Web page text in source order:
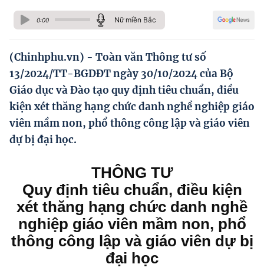
Phát triển kinh tế tư nhân và doanh nghiệp dân tộc
Ocop và chuỗi giá trị Nông sản
Kinh tế tư nhân
Doanh nghiệp dân tộc
Khác
0:00 Nữ miền Bắc
(Chinhphu.vn) - Toàn văn Thông tư số
13/2024/TT-BGDĐT ngày 30/10/2024 của Bộ
Giáo dục và Đào tạo quy định tiêu chuẩn, điều
kiện xét thăng hạng chức danh nghề nghiệp giáo
viên mầm non, phổ thông công lập và giáo viên
dự bị đại học.
THÔNG TƯ
Quy định tiêu chuẩn, điều kiện
xét thăng hạng chức danh nghề
nghiệp giáo viên mầm non, phổ
thông công lập và giáo viên dự bị
đại học